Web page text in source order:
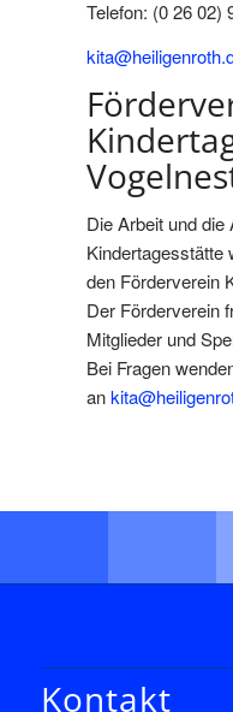
Telefon: (0 26 02)
Die Arbeit und die
Kindertagesstätte
den Förderverein
Der Förderverein
Mitglieder und
Bei Fragen
an
Kontakt